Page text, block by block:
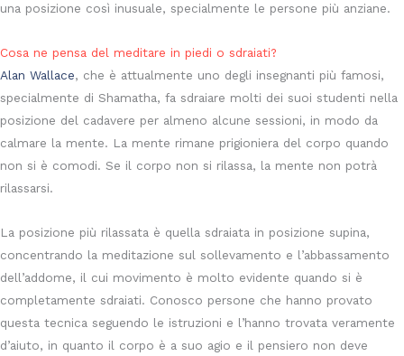
una posizione così inusuale, specialmente le persone più anziane.
Cosa ne pensa del meditare in piedi o sdraiati?
Alan Wallace, che è attualmente uno degli insegnanti più famosi,
specialmente di Shamatha, fa sdraiare molti dei suoi studenti nella
posizione del cadavere per almeno alcune sessioni, in modo da
calmare la mente. La mente rimane prigioniera del corpo quando
non si è comodi. Se il corpo non si rilassa, la mente non potrà
rilassarsi.
La posizione più rilassata è quella sdraiata in posizione supina,
concentrando la meditazione sul sollevamento e l’abbassamento
dell’addome, il cui movimento è molto evidente quando si è
completamente sdraiati. Conosco persone che hanno provato
questa tecnica seguendo le istruzioni e l’hanno trovata veramente
d’aiuto, in quanto il corpo è a suo agio e il pensiero non deve